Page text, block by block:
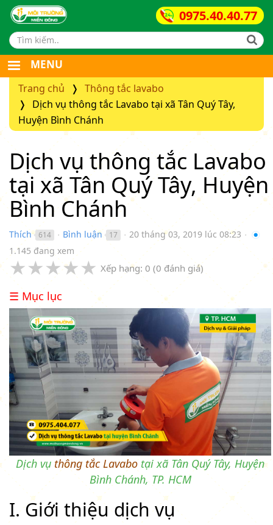
0975.40.40.77
Search form
MENU
Trang chủ
Thông tắc lavabo
Dịch vụ thông tắc Lavabo tại xã Tân Quý Tây,
Huyện Bình Chánh
Dịch vụ thông tắc Lavabo
tại xã Tân Quý Tây, Huyện
Bình Chánh
Thích 614 ● Bình luận 17 ● 20 tháng 03, 2019 lúc 08:23 ●
1.145 đang xem
★★★★★ Xếp hạng: 0 (0 đánh giá)
☰ Mục lục
Dịch vụ thông tắc Lavabo tại xã Tân Quý Tây, Huyện
Bình Chánh, TP. HCM
I. Giới thiệu dịch vụ